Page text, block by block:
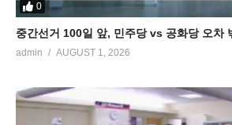
0
중간선거 100일 앞, 민주당 vs 공화당 오차
admin AUGUST 1, 2026